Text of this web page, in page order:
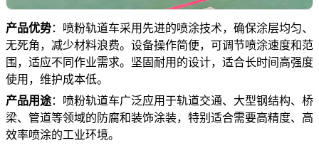
产品优势：喷粉轨道车采用先进的喷涂技术，确保涂层均匀、
无死角，减少材料浪费。设备操作简便，可调节喷涂速度和范
围，适应不同作业需求。坚固耐用的设计，适合长时间高强度
使用，维护成本低。
产品用途：喷粉轨道车广泛应用于轨道交通、大型钢结构、桥
梁、管道等领域的防腐和装饰涂装，特别适合需要高精度、高
效率喷涂的工业环境。